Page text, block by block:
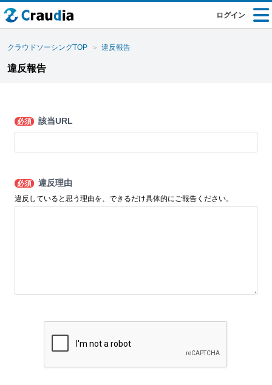
ログイン
クラウドソーシングTOP 違反報告
違反報告
必須 該当URL
必須 違反理由
違反していると思う理由を、できるだけ具体的にご報告ください。